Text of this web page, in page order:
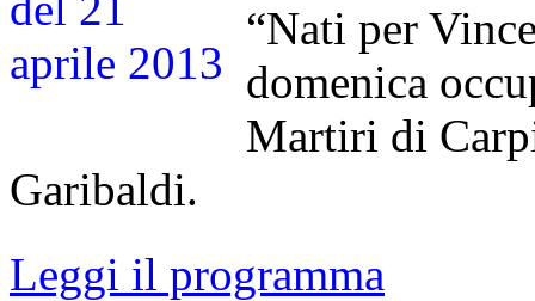
“Nati per
domenica
Martiri di
Garibaldi.
Leggi il programma